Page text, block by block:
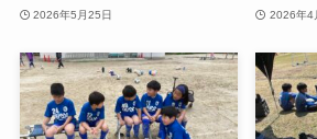
2026年5月25日 2026年4